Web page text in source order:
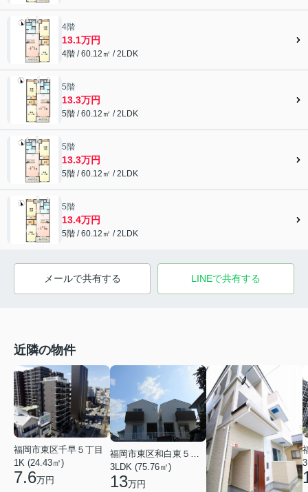
4階
13.1万円
4階 / 60.12㎡ / 2LDK
5階
13.3万円
5階 / 60.12㎡ / 2LDK
5階
13.3万円
5階 / 60.12㎡ / 2LDK
5階
13.4万円
5階 / 60.12㎡ / 2LDK
メールで共有する LINEで共有する
近隣の物件
福岡市東区千早５丁目
1K (24.43㎡)
7.6万円
福岡市東区和白東５丁目
3LDK (75.76㎡)
13万円